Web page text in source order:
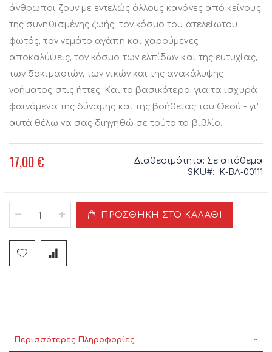
άνθρωποι ζουν με εντελώς άλλους κανόνες από κείνους
της συνηθισμένης ζωής· τον κόσμο του ατελείωτου
φωτός, τον γεμάτο αγάπη και χαρούμενες
αποκαλύψεις, τον κόσμο των ελπίδων και της ευτυχίας,
των δοκιμασιών, των νικών και της ανακάλυψης
νοήματος στις ήττες. Και το βασικότερο: για τα ισχυρά
φαινόμενα της δύναμης και της βοήθειας του Θεού - γι'
αυτά θέλω να σας διηγηθώ σε τούτο το βιβλίο...
17,00 € Διαθεσιμότητα: Σε απόθεμα
SKU
Κ-ΒΛ-00111
ΠΡΟΣΘΉΚΗ ΣΤΟ ΚΑΛΆΘΙ
Περισσότερες Πληροφορίες